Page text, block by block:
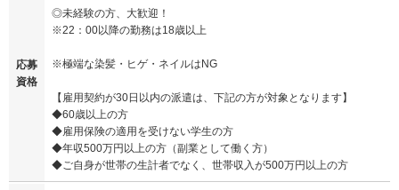
応募
資格
◎未経験の方、大歓迎！
※22：00以降の勤務は18歳以上
※極端な染髪・ヒゲ・ネイルはNG
【雇用契約が30日以内の派遣は、下記の方が対象となります】
◆60歳以上の方
◆雇用保険の適用を受けない学生の方
◆年収500万円以上の方（副業として働く方）
◆ご自身が世帯の生計者でなく、世帯収入が500万円以上の方